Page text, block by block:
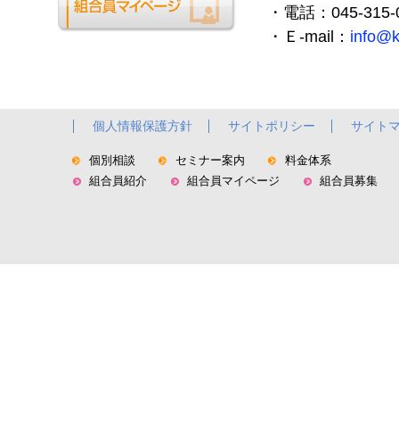
・電話：045-
・Ｅ-mail：
個人情報保護方針 サイトポリシー サイト
個別相談 セミナー案内
料金体系
組合員紹介
組合員マイページ 組合員募集